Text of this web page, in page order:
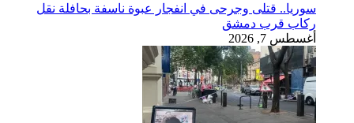
سوريا.. قتلى وجرحى في انفجار عبوة ناسفة بحافلة نقل
ركاب قرب دمشق
أغسطس 7, 2026